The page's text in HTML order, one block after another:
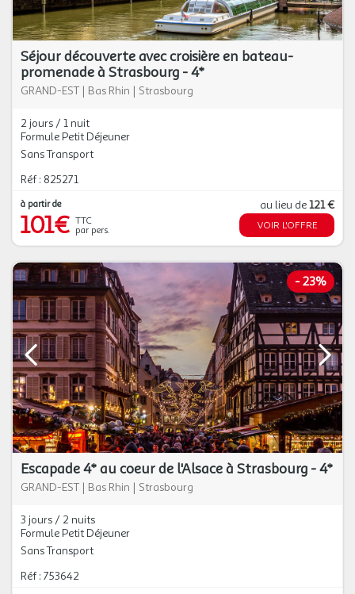
Séjour découverte avec croisière en bateau-
promenade à Strasbourg - 4*
GRAND-EST | Bas Rhin | Strasbourg
2 jours / 1 nuit
Formule Petit Déjeuner
Sans Transport
Réf : 825271
à partir de
101€ TTC
par pers.
au lieu de121 €
VOIR L'OFFRE
- 23%
Escapade 4* au coeur de l'Alsace à Strasbourg - 4*
GRAND-EST | Bas Rhin | Strasbourg
3 jours / 2 nuits
Formule Petit Déjeuner
Sans Transport
Réf : 753642